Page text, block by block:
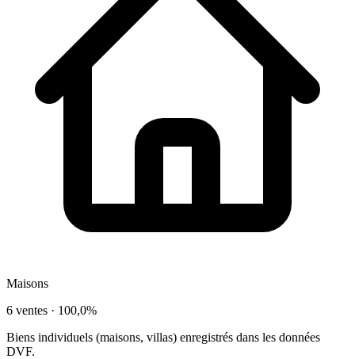
Maisons
6 ventes · 100,0%
Biens individuels (maisons, villas) enregistrés dans les données
DVF.